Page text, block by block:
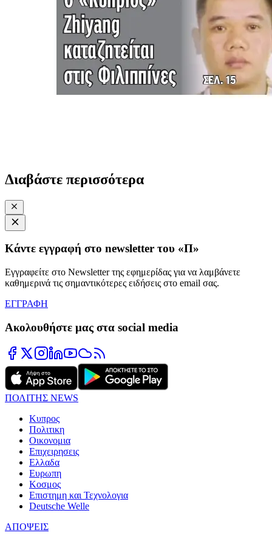
Διαβάστε περισσότερα
Κάντε εγγραφή στο newsletter του «Π»
Εγγραφείτε στο Newsletter της εφημερίδας για να λαμβάνετε
καθημερινά τις σημαντικότερες ειδήσεις στο email σας.
ΕΓΓΡΑΦΗ
Ακολουθήστε μας στα social media
ΠΟΛΙΤΗΣ NEWS
Κυπρος
Πολιτικη
Οικονομια
Επιχειρησεις
Ελλαδα
Ευρωπη
Κοσμος
Επιστημη και Τεχνολογια
Deutsche Welle
ΑΠΟΨΕΙΣ